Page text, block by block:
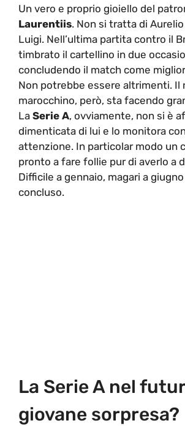
Un vero e proprio gioiello del
Laurentiis. Non si tratta di
Luigi. Nell’ultima partita contro il
timbrato il cartellino in due
concludendo il match come
Non potrebbe essere altrimenti. Il
marocchino, però, sta facendo
La Serie A, ovviamente, non si è
dimenticata di lui e lo monitora
attenzione. In particolar modo un
pronto a fare follie pur di averlo a
Difficile a gennaio, magari a
concluso.
La Serie A nel
giovane sorpresa?